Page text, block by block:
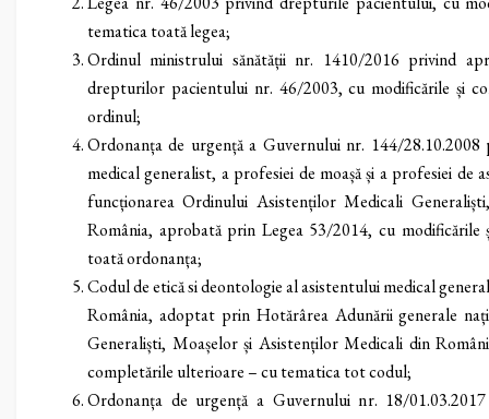
tematica toată legea;
Ordinul ministrului sănătății nr. 1410/2016 privind
drepturilor pacientului nr. 46/2003, cu modificările și
ordinul;
Ordonanța de urgență a Guvernului nr. 144/
medical generalist, a profesiei de moașă și a profesiei de
funcționarea Ordinului Asistenților Medicali
România, aprobată prin Legea 53/2014, cu
toată ordonanța;
Codul de etică si deontologie al asistentului medical
România, adoptat prin Hotărârea Adunării generale
Generaliști, Moașelor și Asistenților Medicali din
completările ulterioare – cu tematica tot codul;
Ordonanța de urgență a Guvernului nr. 18/